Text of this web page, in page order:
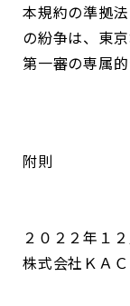
本規約の準拠
の紛争は、東
第一審の専属
附則
２０２２年１
株式会社ＫＡ